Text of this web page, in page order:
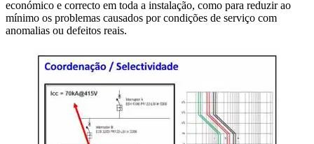
económico e correcto em toda a instalação, como para reduzir ao
mínimo os problemas causados por condições de serviço com
anomalias ou defeitos reais.